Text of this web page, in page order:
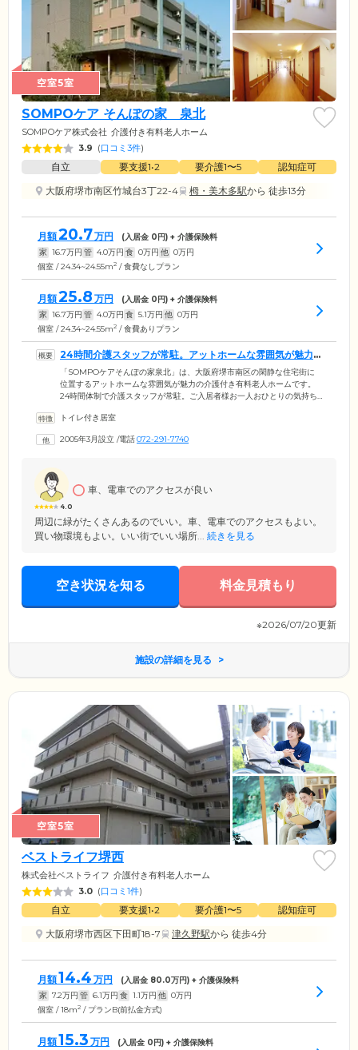
空室5室
SOMPOケア そんぽの家 泉北
SOMPOケア株式会社 介護付き有料老人ホーム
3.9 (口コミ3件)
自立 要支援1•2 要介護1〜5
認知症可
大阪府堺市南区竹城台3丁22-4
栂・美木多駅から 徒歩13分
月額20.7万円 (入居金 0円) + 介護保険料
家 16.7万円 管 4.0万円 食 0万円 他 0万円
個室 / 24.34~24.55m2 / 食費なしプラン
月額25.8 万円 (入居金 0円) + 介護保険料
家 16.7万円 管 4.0万円 食 5.1万円 他 0万円
個室 / 24.34~24.55m2 / 食費ありプラン
24時間介護スタッフが常駐。アットホームな雰囲気が魅力
のホームです
「SOMPOケアそんぽの家泉北」は、大阪府堺市南区の閑静な住宅街に
位置するアットホームな雰囲気が魅力の介護付き有料老人ホームです。
24時間体制で介護スタッフが常駐。ご入居者様お一人おひとりの気持ち
また、日中は看護師が常駐。協力医療機関と連携が取れており、定期的
で、ご安心ください。運営するSOMPOケア株式会社は、介護業界を索
トイレ付き居室
2005年3月設立 /電話072-291-7740
4.0
車、電車でのアクセスが良い
周辺に緑がたくさんあるのでいい。車、電車でのアクセスもよい。
買い物環境もよい。いい街でいい場所... 続きを見る
空き状況を知る 料金見積もり
※2026/07/20更新
施設の詳細を見る
空室5室
ベストライフ堺西
株式会社ベストライフ 介護付き有料老人ホーム
3.0 (口コミ1件)
自立 要支援1•2 要介護1〜5
認知症可
大阪府堺市西区下田町18-7
津久野駅から 徒歩4分
月額14.4 万円 (入居金 80.0万円) + 介護保険料
家 7.2万円 管 6.1万円 食 1.1万円 他 0万円
個室 / 18m2 / プランB(前払金方式)
月額15.3 万円 (入居金 0円) + 介護保険料